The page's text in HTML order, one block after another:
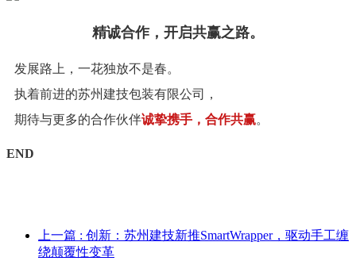
精诚合作， 开启共赢之路。
发展路上 ， 一花独放不是春。
执着前进的苏州建技包装有限公司
，
期待与更 多的合作伙伴诚挚携手 ， 合作共赢。
END
上一篇 : 创新：苏州建技新推SmartWrapper，驱动手工缠
绕颠覆性变革